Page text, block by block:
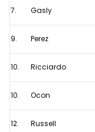
7. Gasly
9. Perez
10. Ricciardo
10. Ocon
12. Russell